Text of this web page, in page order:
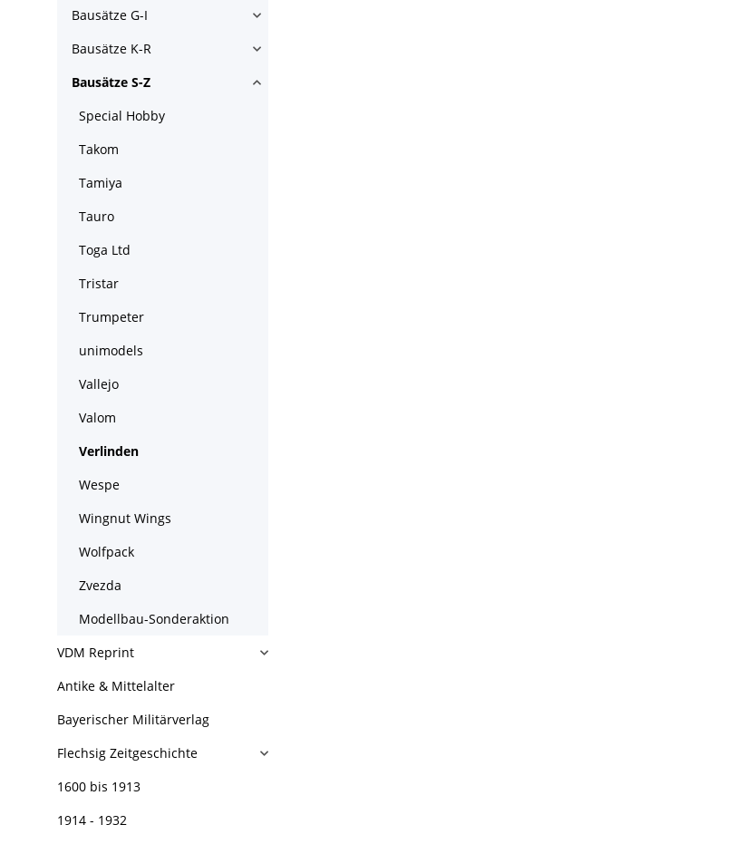
Bausätze G-I
Bausätze K-R
Bausätze S-Z
Special Hobby
Takom
Tamiya
Tauro
Toga Ltd
Tristar
Trumpeter
unimodels
Vallejo
Valom
Verlinden
Wespe
Wingnut Wings
Wolfpack
Zvezda
Modellbau-Sonderaktion
VDM Reprint
Antike & Mittelalter
Bayerischer Militärverlag
Flechsig Zeitgeschichte
1600 bis 1913
1914 - 1932